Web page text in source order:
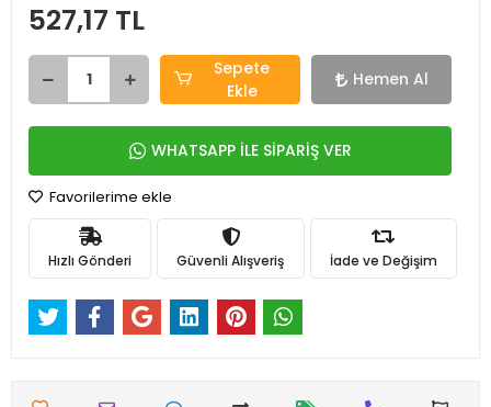
527,17 TL
Sepete
Ekle
Hemen Al
WHATSAPP İLE SİPARİŞ VER
Favorilerime ekle
Hızlı Gönderi Güvenli Alışveriş İade ve Değişim